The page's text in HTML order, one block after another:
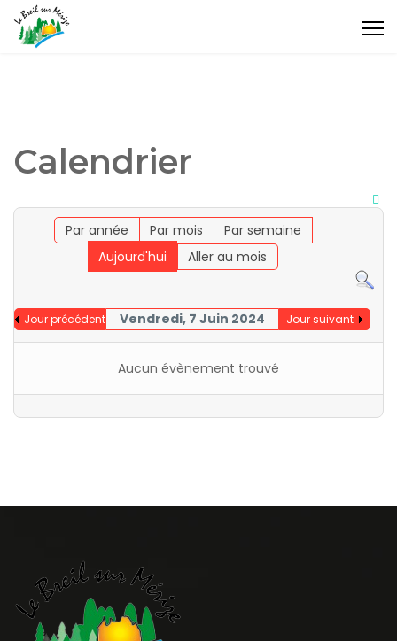
Calendrier
Par année Par mois
Par semaine
Aujourd'hui
Aller au mois
Jour précédent Vendredi, 7 Juin 2024 Jour suivant
Aucun évènement trouvé